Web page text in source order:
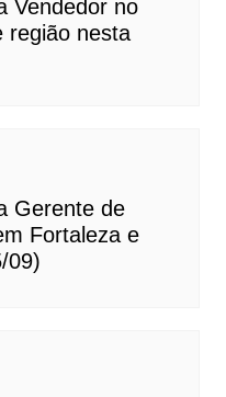
Vendedor no
região nesta
Gerente de
Fortaleza e
09)